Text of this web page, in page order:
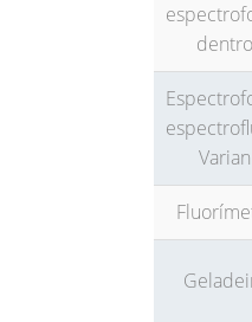
dentro
Varian